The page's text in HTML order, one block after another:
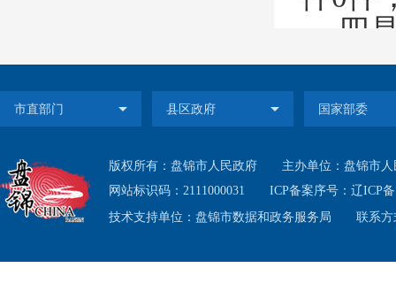
四
新媒体
全年
息，
情况。
五
的政
部门
版权所有：盘锦市人民政府
主办单位：盘锦市
网站标识码：2111000031
ICP备案序号： 辽ICP
技术支持单位：盘锦市数据和政务服务局
联系方